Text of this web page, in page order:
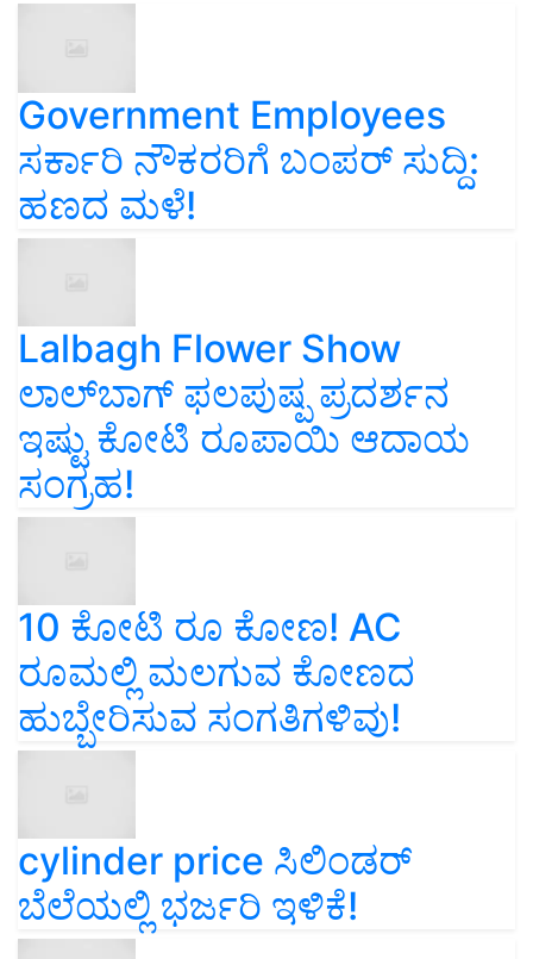
Government Employees
ಸರ್ಕಾರಿ ನೌಕರರಿಗೆ ಬಂಪರ್‌ ಸುದ್ದಿ:
ಹಣದ ಮಳೆ!
Lalbagh Flower Show
ಲಾಲ್‌ಬಾಗ್ ಫಲಪುಷ್ಪ ಪ್ರದರ್ಶನ
ಇಷ್ಟು ಕೋಟಿ ರೂಪಾಯಿ ಆದಾಯ
ಸಂಗ್ರಹ!
10 ಕೋಟಿ ರೂ ಕೋಣ! AC
ರೂಮಲ್ಲಿ ಮಲಗುವ ಕೋಣದ
ಹುಬ್ಬೇರಿಸುವ ಸಂಗತಿಗಳಿವು!
cylinder price ಸಿಲಿಂಡರ್‌
ಬೆಲೆಯಲ್ಲಿ ಭರ್ಜರಿ ಇಳಿಕೆ!